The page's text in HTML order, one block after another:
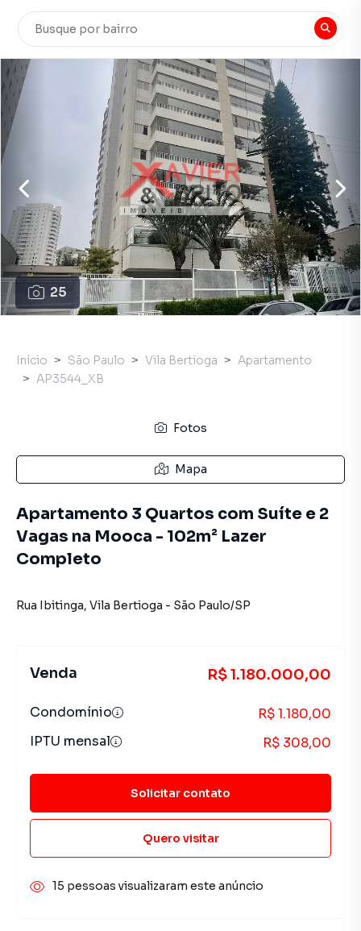
25
Início São Paulo Vila Bertioga
Apartamento
AP3544_XB
Fotos
Mapa
Apartamento 3 Quartos com Suíte e 2
Vagas na Mooca - 102m² Lazer
Completo
Rua Ibitinga, Vila Bertioga - São Paulo/SP
Venda R$ 1.180.000,00
Condomínio
R$ 1.180,00
IPTU mensal
R$ 308,00
Solicitar contato
Quero visitar
15 pessoas visualizaram este anúncio